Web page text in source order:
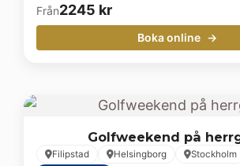
Från2245 kr
Boka online
Golfweekend på
Filipstad Helsingborg Stockholm